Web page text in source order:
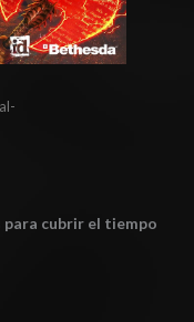
cubrir el tiempo